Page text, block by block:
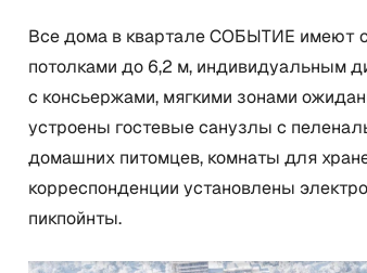
Все дома в квартале СОБЫТИЕ имеют
потолками до 6,2 м, индивидуальным
с консьержами, мягкими зонами
устроены гостевые санузлы с
домашних питомцев, комнаты для
корреспонденции установлены
пикпойнты.